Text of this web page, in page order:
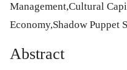
Management,Cultural
Economy,Shadow Puppet
Abstract